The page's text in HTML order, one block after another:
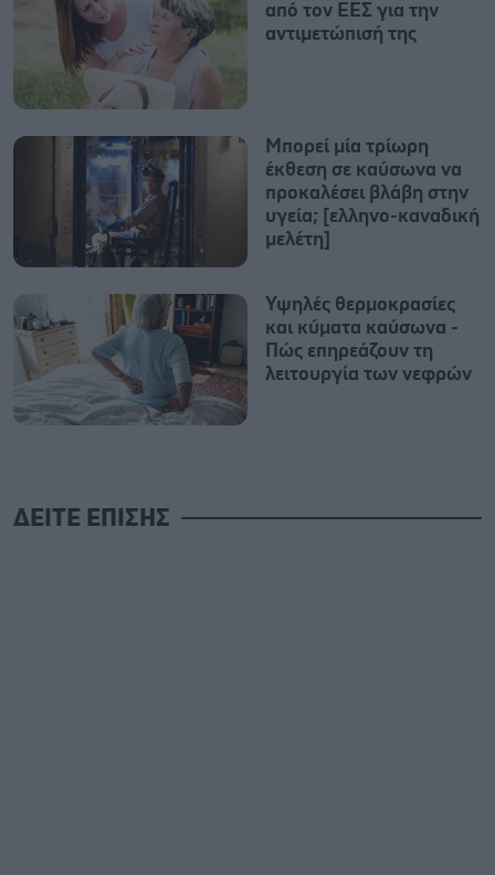
από τον ΕΕΣ για την
αντιμετώπισή της
Μπορεί μία τρίωρη
έκθεση σε καύσωνα να
προκαλέσει βλάβη στην
υγεία; [ελληνο-καναδική
μελέτη]
Υψηλές θερμοκρασίες
και κύματα καύσωνα -
Πώς επηρεάζουν τη
λειτουργία των νεφρών
ΔΕΙΤΕ ΕΠΙΣΗΣ